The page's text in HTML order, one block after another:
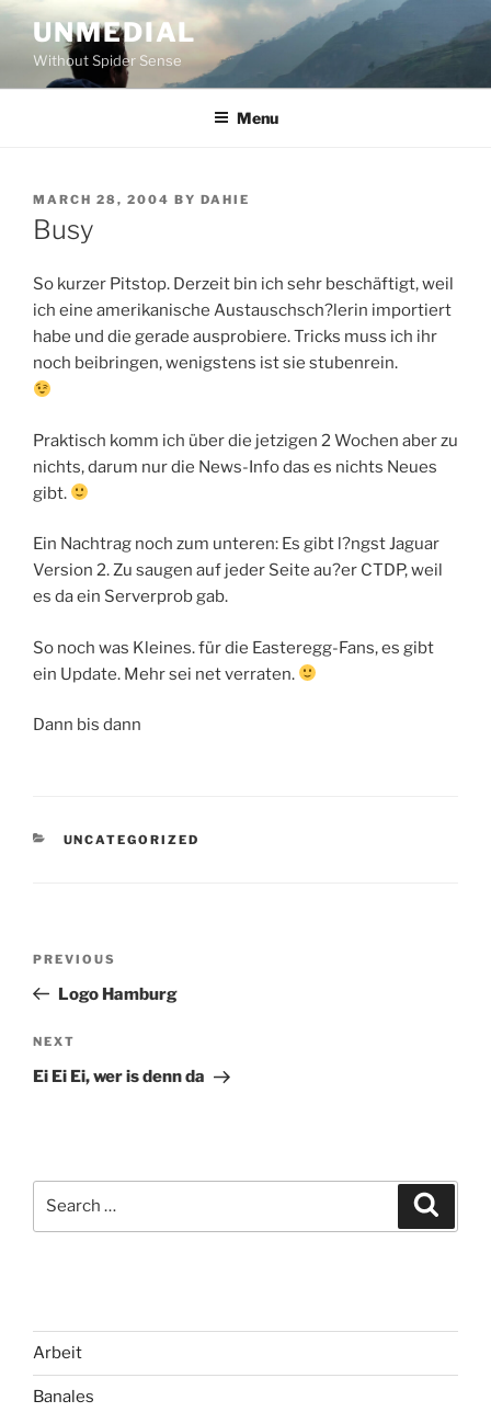
Skip
content
UNMEDIAL
Without Spider Sense
Menu
POSTED
ON
MARCH 28, 2004 BY DAHIE
Busy
So kurzer Pitstop. Derzeit bin ich sehr beschäftigt, weil
ich eine amerikanische Austauschsch?lerin importiert
habe und die gerade ausprobiere. Tricks muss ich ihr
noch beibringen, wenigstens ist sie stubenrein.
Praktisch komm ich über die jetzigen 2 Wochen aber zu
nichts, darum nur die News-Info das es nichts Neues
gibt.
Ein Nachtrag noch zum unteren: Es gibt l?ngst Jaguar
Version 2. Zu saugen auf jeder Seite au?er CTDP, weil
es da ein Serverprob gab.
So noch was Kleines. für die Easteregg-Fans, es gibt
ein Update. Mehr sei net verraten.
Dann bis dann
CATEGORIES
UNCATEGORIZED
Previous
Post
PREVIOUS
Logo Hamburg
Next
Post
NEXT
Ei Ei Ei, wer is denn da
Arbeit
Banales